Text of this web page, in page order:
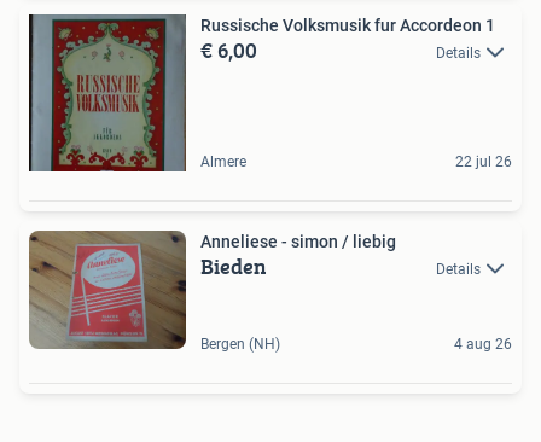
Russische Volksmusik fur Accordeon 1
€ 6,00 Details
Almere 22 jul 26
Anneliese - simon / liebig
Bieden Details
Bergen (NH) 4 aug 26